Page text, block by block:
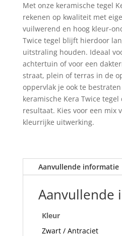
flower
base
aantal
Met onze keramische tegel
rekenen op kwaliteit met
vuilwerend en hoog kleur-
Twice tegel blijft hierdoor
uitstraling houden. Ideaal
achtertuin of voor een
straat, plein of terras in de
oppervlak je ook te
keramische Kera Twice
resultaat. Kies voor een mix
kleurrijke uitwerking.
Aanvullende informatie
Aanvullende
Kleur
Zwart / Antraciet